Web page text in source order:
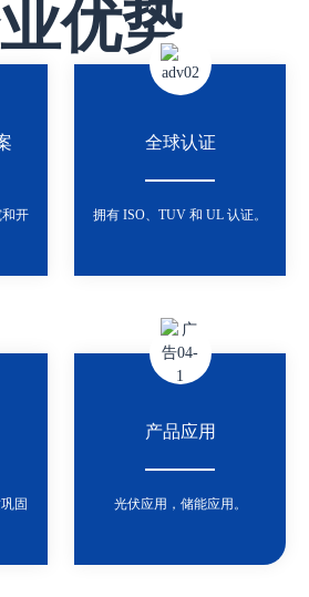
优势
和开
全球认证
拥有 ISO、TUV 和 UL 认证。
固
产品应用
光伏应用，储能应用。